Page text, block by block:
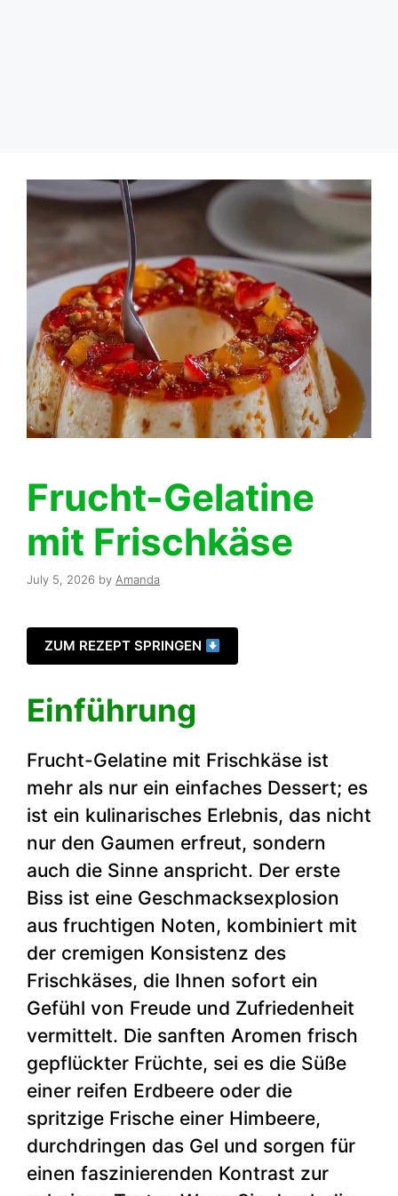
Frucht-Gelatine
mit Frischkäse
July 5, 2026 by Amanda
ZUM REZEPT SPRINGEN
Einführung
Frucht-Gelatine mit Frischkäse ist
mehr als nur ein einfaches Dessert; es
ist ein kulinarisches Erlebnis, das nicht
nur den Gaumen erfreut, sondern
auch die Sinne anspricht. Der erste
Biss ist eine Geschmacksexplosion
aus fruchtigen Noten, kombiniert mit
der cremigen Konsistenz des
Frischkäses, die Ihnen sofort ein
Gefühl von Freude und Zufriedenheit
vermittelt. Die sanften Aromen frisch
gepflückter Früchte, sei es die Süße
einer reifen Erdbeere oder die
spritzige Frische einer Himbeere,
durchdringen das Gel und sorgen für
einen faszinierenden Kontrast zur